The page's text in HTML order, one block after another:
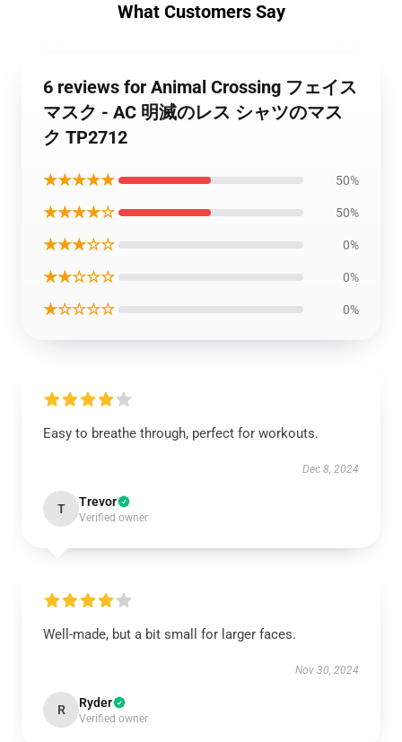
What Customers Say
6 reviews for Animal Crossing フェイス
マスク - AC 明滅のレス シャツのマス
ク TP2712
★★★★★ 50%
★★★★☆ 50%
★★★☆☆ 0%
★★☆☆☆ 0%
★☆☆☆☆ 0%
Easy to breathe through, perfect for workouts.
Dec 8, 2024
T Trevor
Verified owner
Well-made, but a bit small for larger faces.
Nov 30, 2024
R Ryder
Verified owner